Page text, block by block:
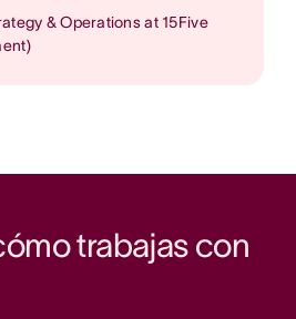
& Operations at 15Five
trabajas con